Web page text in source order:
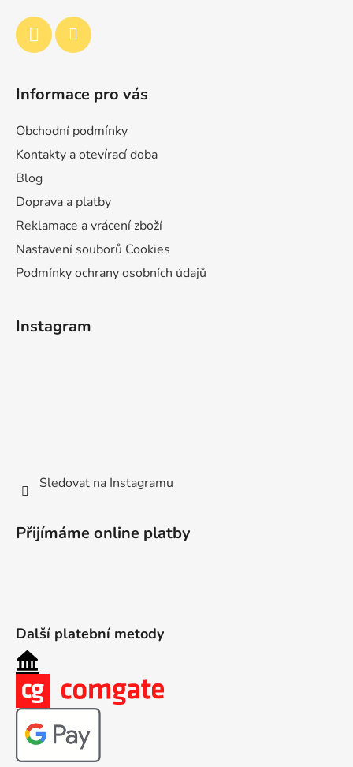
Informace pro vás
Obchodní podmínky
Kontakty a otevírací doba
Blog
Doprava a platby
Reklamace a vrácení zboží
Nastavení souborů Cookies
Podmínky ochrany osobních údajů
Instagram
Sledovat na Instagramu
Přijímáme online platby
Další platební metody